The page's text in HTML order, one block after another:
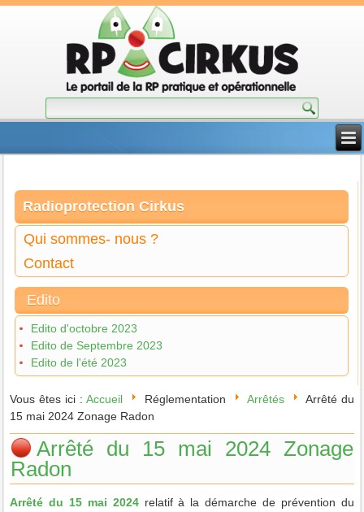
Radioprotection Cirkus
Qui sommes- nous ?
Contact
Edito
Edito d'octobre 2023
Edito de Septembre 2023
Edito de l'été 2023
Vous êtes ici : Accueil Réglementation Arrêtés
Arrêté du
15 mai 2024 Zonage Radon
Arrêté du 15 mai 2024 Zonage
Radon
Arrêté du 15 mai 2024relatif à la démarche de prévention du